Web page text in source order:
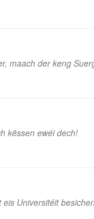
maach der keng
këssen ewéi dech!
Universitéit